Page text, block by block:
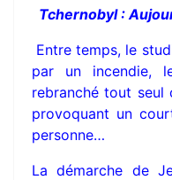
Tchernobyl :
Entre temps, le
par un incendie,
rebranché tout seul
provoquant un
personne…
La démarche de